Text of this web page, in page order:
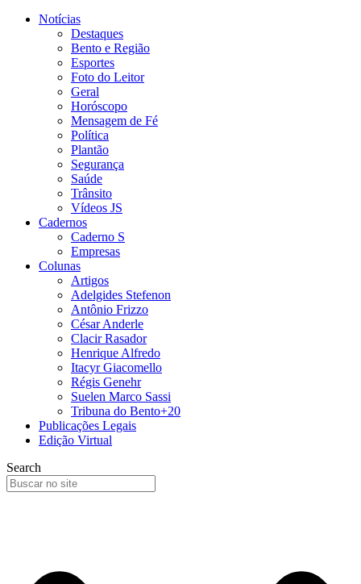
Notícias
Destaques
Bento e Região
Esportes
Foto do Leitor
Geral
Horóscopo
Mensagem de Fé
Política
Plantão
Segurança
Saúde
Trânsito
Vídeos JS
Cadernos
Caderno S
Empresas
Colunas
Artigos
Adelgides Stefenon
Antônio Frizzo
César Anderle
Clacir Rasador
Henrique Alfredo
Itacyr Giacomello
Régis Genehr
Suelen Marco Sassi
Tribuna do Bento+20
Publicações Legais
Edição Virtual
Search